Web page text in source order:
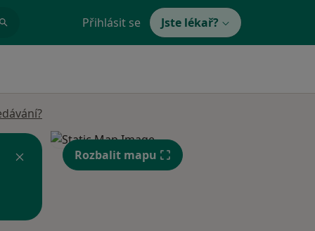
Přihlásit se Jste lékař?
Rozbalit mapu